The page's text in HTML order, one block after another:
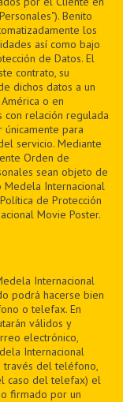
Benito
los
así como bajo
de Datos. El
contrato, su
dichos datos a un
o en
con relación regulada
para
servicio. Mediante
Orden de
sean objeto de
Internacional
de Protección
Movie Poster.
Internacional
podrá hacerse bien
o telefax. En
válidos y
electrónico,
Internacional
través del teléfono,
caso del telefax) el
firmado por un